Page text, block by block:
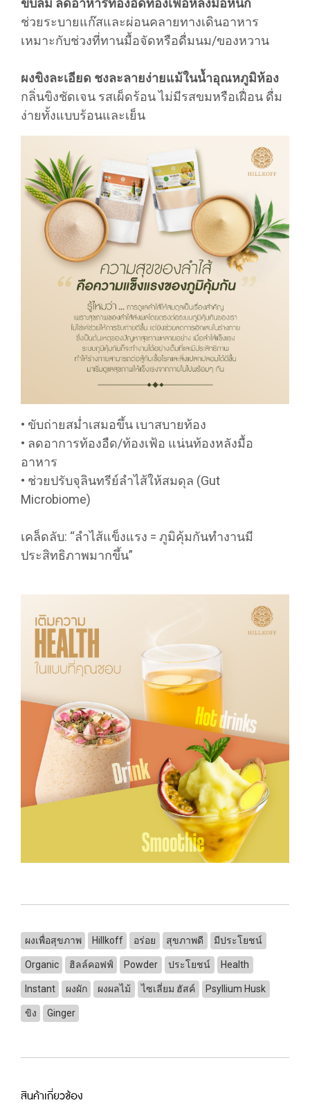
ขับลม ลดอาหารท้องอืดท้องเฟ้อหลังมื้อหนัก
ช่วยระบายแก๊สและผ่อนคลายทางเดินอาหาร
เหมาะกับช่วงที่ทานมื้อจัดหรือดื่มนม/ของหวาน
ผงขิงละเอียด ชงละลายง่ายแม้ในน้ำอุณหภูมิห้อง
กลิ่นขิงชัดเจน รสเผ็ดร้อน ไม่มีรสขมหรือเฝื่อน ดื่ม
ง่ายทั้งแบบร้อนและเย็น
• ขับถ่ายสม่ำเสมอขึ้น เบาสบายท้อง
• ลดอาการท้องอืด/ท้องเฟ้อ แน่นท้องหลังมื้อ
อาหาร
• ช่วยปรับจุลินทรีย์ลำไส้ให้สมดุล (Gut
Microbiome)
เคล็ดลับ: “ลำไส้แข็งแรง = ภูมิคุ้มกันทำงานมี
ประสิทธิภาพมากขึ้น”
ผงเพื่อสุขภาพ Hillkoff อร่อย สุขภาพดี มีประโยชน์
Organic ฮิลล์คอฟฟ์ Powder ประโยชน์ Health
Instant ผงผัก ผงผลไม้ ไซเลี่ยม ฮัสค์ Psyllium Husk
ขิง Ginger
สินค้าเกี่ยวข้อง